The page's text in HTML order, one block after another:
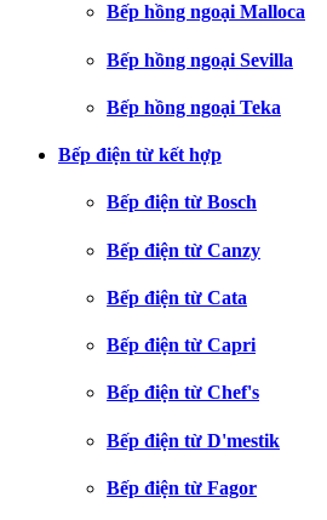
Bếp hồng ngoại Malloca
Bếp hồng ngoại Sevilla
Bếp hồng ngoại Teka
Bếp điện từ kết hợp
Bếp điện từ Bosch
Bếp điện từ Canzy
Bếp điện từ Cata
Bếp điện từ Capri
Bếp điện từ Chef's
Bếp điện từ D'mestik
Bếp điện từ Fagor